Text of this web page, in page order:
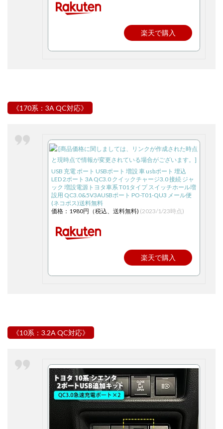
楽天で購入
《170系：3A QC対応》
USB 充電 ポート USBポート 増設 車 usbポート 埋込
LED 2ポート 3A QC3.0 クイックチャージ3.0 接続 ジャ
ック 増設電源トヨタ車系 T01タイプ スイッチホール増
設用 QC3.0&5V3AUSBポート PO-T01-QU3 メール便
(ネコポス)送料無料
価格：1980円（税込、送料無料) (2023/1/23時点)
楽天で購入
《10系：3.2A QC対応》